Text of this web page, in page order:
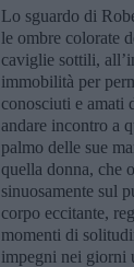
Lo sguardo di
le ombre colorate
caviglie sottili,
immobilità per
conosciuti e amati
andare incontro a
palmo delle sue
quella donna, che
sinuosamente sul
corpo eccitante,
momenti di
impegni nei giorni